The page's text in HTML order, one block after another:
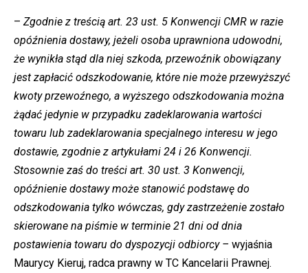
– Zgodnie z treścią art. 23 ust. 5 Konwencji CMR w razie
opóźnienia dostawy, jeżeli osoba uprawniona udowodni,
że wynikła stąd dla niej szkoda, przewoźnik obowiązany
jest zapłacić odszkodowanie, które nie może przewyższyć
kwoty przewoźnego, a wyższego odszkodowania można
żądać jedynie w przypadku zadeklarowania wartości
towaru lub zadeklarowania specjalnego interesu w jego
dostawie, zgodnie z artykułami 24 i 26 Konwencji.
Stosownie zaś do treści art. 30 ust. 3 Konwencji,
opóźnienie dostawy może stanowić podstawę do
odszkodowania tylko wówczas, gdy zastrzeżenie zostało
skierowane na piśmie w terminie 21 dni od dnia
postawienia towaru do dyspozycji odbiorcy – wyjaśnia
Maurycy Kieruj, radca prawny w TC Kancelarii Prawnej.